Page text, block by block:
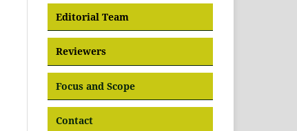
Editorial Team
Reviewers
Focus and Scope
Contact